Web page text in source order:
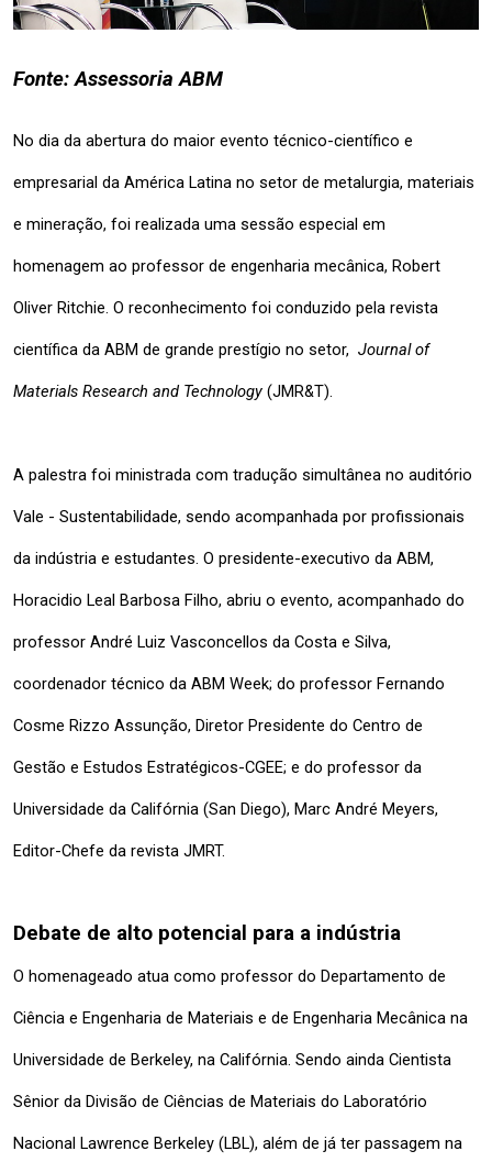
Fonte: Assessoria ABM
No dia da abertura do maior evento técnico-científico e
empresarial da América Latina no setor de metalurgia, materiais
e mineração, foi realizada uma sessão especial em
homenagem ao professor de engenharia mecânica, Robert
Oliver Ritchie. O reconhecimento foi conduzido pela revista
científica da ABM de grande prestígio no setor, Journal of
Materials Research and Technology (JMR&T).
A palestra foi ministrada com tradução simultânea no auditório
Vale - Sustentabilidade, sendo acompanhada por profissionais
da indústria e estudantes. O presidente-executivo da ABM,
Horacidio Leal Barbosa Filho, abriu o evento, acompanhado do
professor André Luiz Vasconcellos da Costa e Silva,
coordenador técnico da ABM Week; do professor Fernando
Cosme Rizzo Assunção, Diretor Presidente do Centro de
Gestão e Estudos Estratégicos-CGEE; e do professor da
Universidade da Califórnia (San Diego), Marc André Meyers,
Editor-Chefe da revista JMRT.
Debate de alto potencial para a indústria
O homenageado atua como professor do Departamento de
Ciência e Engenharia de Materiais e de Engenharia Mecânica na
Universidade de Berkeley, na Califórnia. Sendo ainda Cientista
Sênior da Divisão de Ciências de Materiais do Laboratório
Nacional Lawrence Berkeley (LBL), além de já ter passagem na